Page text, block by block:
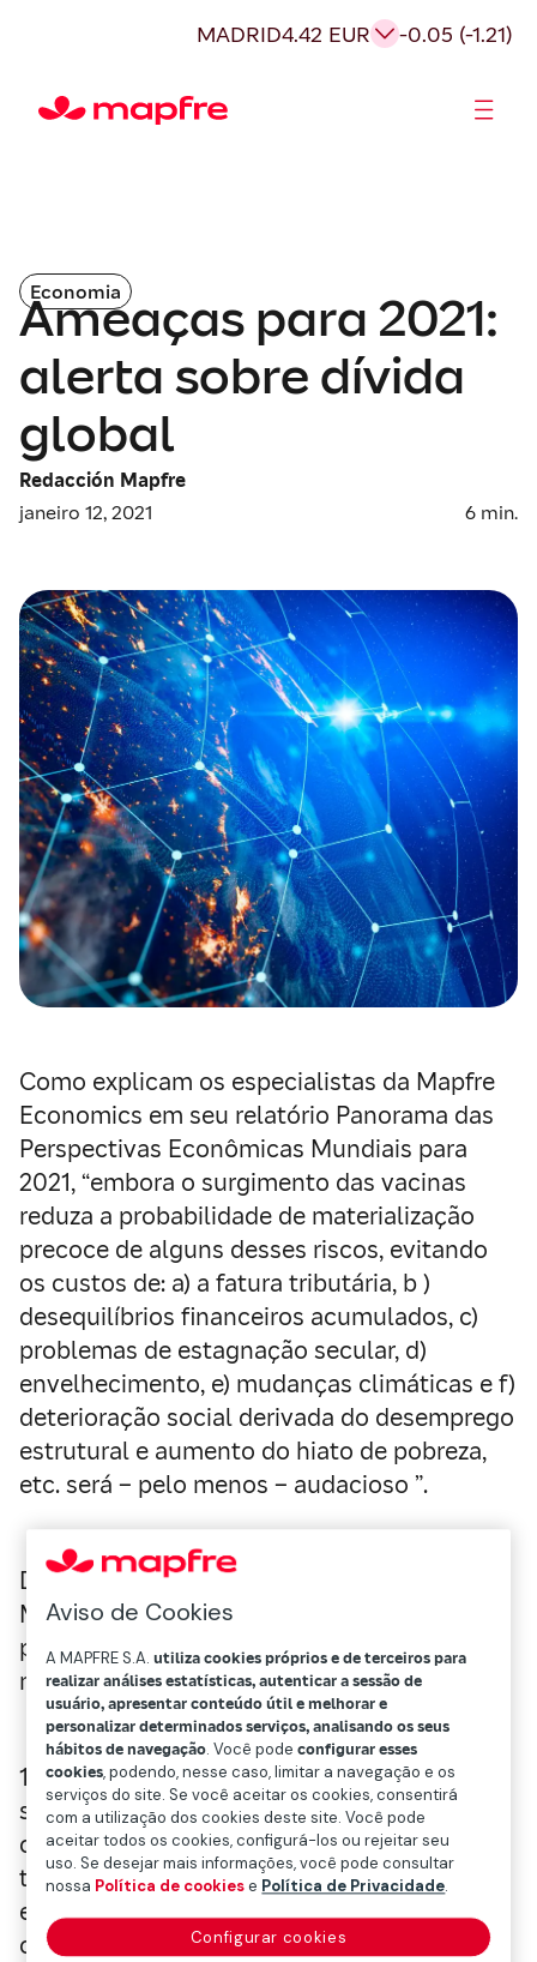
MADRID4.42 EUR -0.05 (-1.21)
Economia
Ameaças para 2021:
alerta sobre dívida
global
Redacción Mapfre
janeiro 12, 2021
6 min.
Como explicam os especialistas da Mapfre
Economics em seu relatório Panorama das
Perspectivas Econômicas Mundiais para
2021, “embora o surgimento das vacinas
reduza a probabilidade de materialização
precoce de alguns desses riscos, evitando
os custos de: a) a fatura tributária, b )
desequilíbrios financeiros acumulados, c)
problemas de estagnação secular, d)
envelhecimento, e) mudanças climáticas e f)
deterioração social derivada do desemprego
estrutural e aumento do hiato de pobreza,
etc. será – pelo menos – audacioso ”.
Da mesma forma, o Serviço de Pesquisa da
Mapfre identifica até quatro gatilhos que
podem fazer com que os riscos se
materializem precocemente:
1) Uma maior dilatação no tempo da atual
situação de paralisia econômica que faria
com que o atual problema de liquidez se
tornasse um problema de solvência (por
exemplo, no hipotecário ou no setor de
consumo corporativo).
Aviso de Cookies
A MAPFRE S.A.utiliza cookies próprios e de terceiros para
realizar análises estatísticas, autenticar a sessão de
usuário, apresentar conteúdo útil e melhorar e
personalizar determinados serviços, analisando os seus
hábitos de navegação. Você podeconfigurar esses
cookies, podendo, nesse caso, limitar a navegação e os
serviços do site. Se você aceitar os cookies, consentirá
com a utilização dos cookies deste site. Você pode
aceitar todos os cookies, configurá-los ou rejeitar seu
uso. Se desejar mais informações, você pode consultar
nossa Política de cookiese Política de Privacidade.
Configurar cookies